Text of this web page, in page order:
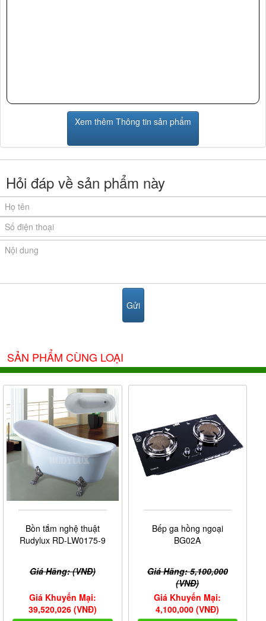
Xem thêm Thông tin sản phẩm
Hỏi đáp về sản phẩm này
SẢN PHẨM CÙNG LOẠI
Bồn tắm nghệ thuật
Rudylux RD-LW0175-9
Giá Hãng: (VNĐ)
Giá Khuyến Mại:
39,520,026 (VNĐ)
Bếp ga hồng ngoại
BG02A
Giá Hãng: 5,100,000
(VNĐ)
Giá Khuyến Mại:
4,100,000 (VNĐ)